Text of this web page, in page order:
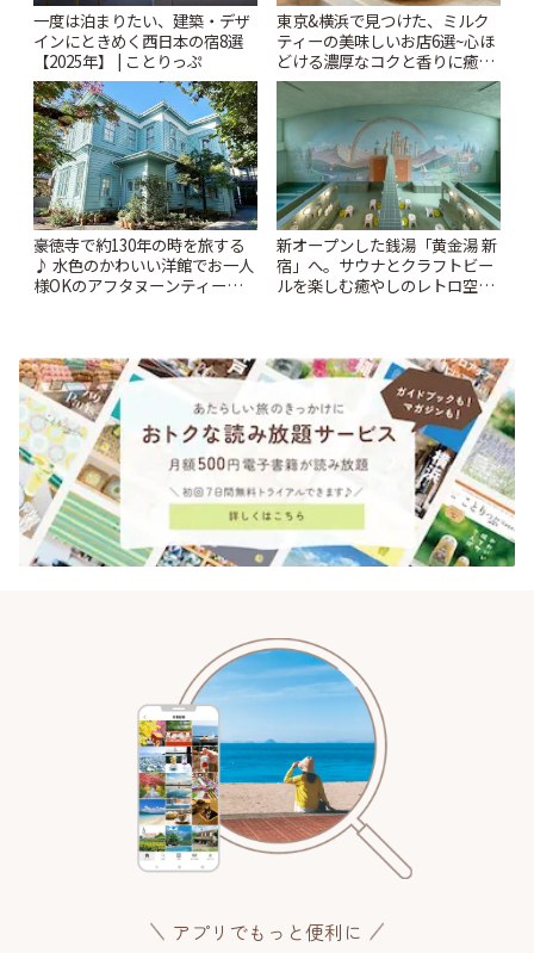
一度は泊まりたい、建築・デザ
インにときめく西日本の宿8選
【2025年】 | ことりっぷ
東京&横浜で見つけた、ミルク
ティーの美味しいお店6選~心ほ
どける濃厚なコクと香りに癒や
されるティータイム~ | ことりっ
豪徳寺で約130年の時を旅する
♪ 水色のかわいい洋館でお一人
様OKのアフタヌーンティーを
新オープンした銭湯「黄金湯 新
宿」へ。サウナとクラフトビー
ルを楽しむ癒やしのレトロ空間
アプリでもっと便利に